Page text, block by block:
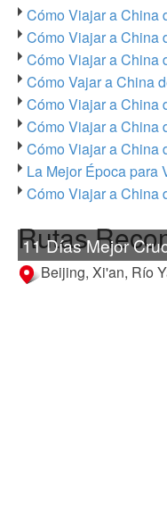
Cómo Viajar a China
Cómo Viajar a China
Cómo Viajar a China
Cómo Vajar a China
Cómo Viajar a China
Cómo Viajar a China
Cómo Viajar a China
La Mejor Época para
Cómo Viajar a China
Rutas
11 Días Mejor
Beijing, Xi'an, Río